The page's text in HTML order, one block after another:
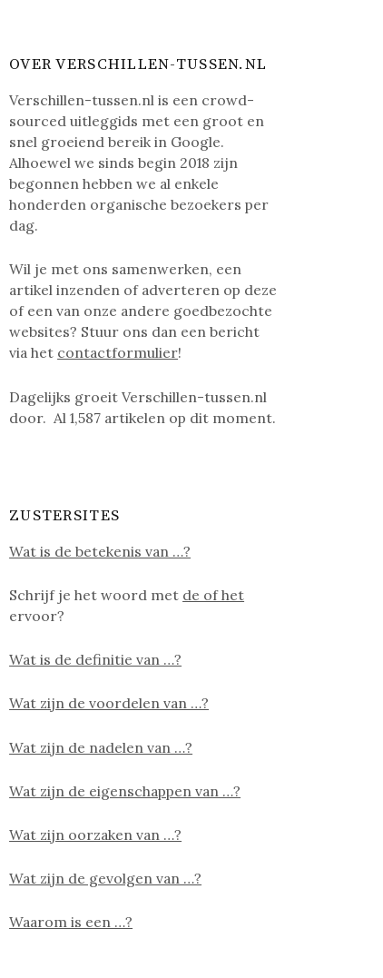
OVER VERSCHILLEN-TUSSEN.NL
Verschillen-tussen.nl is een crowd-
sourced uitleggids met een groot en
snel groeiend bereik in Google.
Alhoewel we sinds begin 2018 zijn
begonnen hebben we al enkele
honderden organische bezoekers per
dag.
Wil je met ons samenwerken, een
artikel inzenden of adverteren op deze
of een van onze andere goedbezochte
websites? Stuur ons dan een bericht
via het contactformulier!
Dagelijks groeit Verschillen-tussen.nl
door. Al1,587 artikelen op dit moment.
ZUSTERSITES
Wat is de betekenis van …?
Schrijf je het woord met de of het
ervoor?
Wat is de definitie van …?
Wat zijn de voordelen van …?
Wat zijn de nadelen van …?
Wat zijn de eigenschappen van …?
Wat zijn oorzaken van …?
Wat zijn de gevolgen van …?
Waarom is een …?